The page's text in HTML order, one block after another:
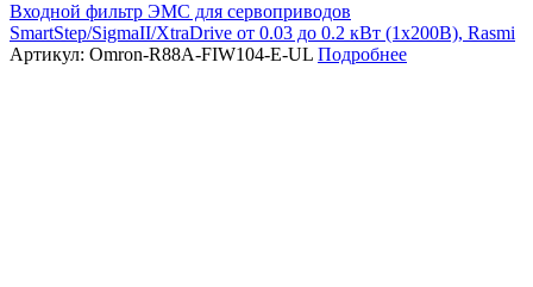
Входной фильтр ЭМС для сервоприводов
SmartStep/SigmaII/XtraDrive от 0.03 до 0.2 кВт (1х200В), Rasmi
Артикул: Omron-R88A-FIW104-E-UL Подробнее